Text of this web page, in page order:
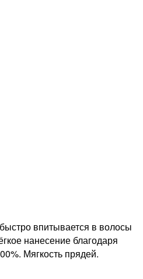
впитывается в волосы
нанесение благодаря
Мягкость прядей.